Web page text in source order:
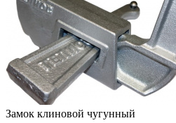
Замок клиновой чугунный